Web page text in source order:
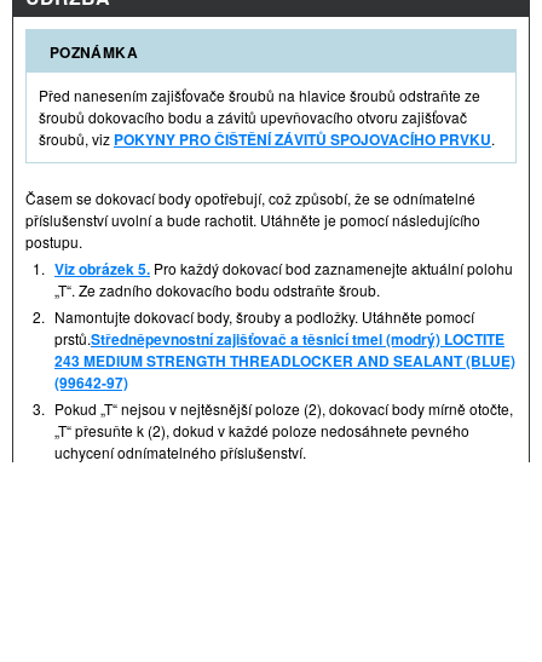
POZNÁMKA
Před nanesením zajišťovače šroubů na hlavice šroubů odstraňte ze
šroubů dokovacího bodu a závitů upevňovacího otvoru zajišťovač
šroubů, viz POKYNY PRO ČIŠTĚNÍ ZÁVITŮ SPOJOVACÍHO PRVKU.
Časem se dokovací body opotřebují, což způsobí, že se odnímatelné
příslušenství uvolní a bude rachotit. Utáhněte je pomocí následujícího
postupu.
1. Viz obrázek 5. Pro každý dokovací bod zaznamenejte aktuální polohu
„T“. Ze zadního dokovacího bodu odstraňte šroub.
2. Namontujte dokovací body, šrouby a podložky. Utáhněte pomocí
prstů.Středněpevnostní zajišťovač a těsnicí tmel (modrý) LOCTITE
243 MEDIUM STRENGTH THREADLOCKER AND SEALANT (BLUE)
(99642-97)
3. Pokud „T“ nejsou v nejtěsnější poloze (2), dokovací body mírně otočte,
„T“ přesuňte k (2), dokud v každé poloze nedosáhnete pevného
uchycení odnímatelného příslušenství.